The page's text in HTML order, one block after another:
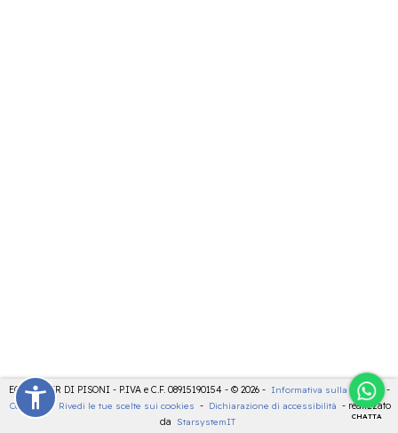
CHATTA
ECOCENTER DI PISONI - P.IVA e C.F. 08915190154 - © 2026 - Informativa sulla privacy
-
Cookies
- Rivedi le tue scelte sui cookies - Dichiarazione di accessibilità - realizzato
da
StarsystemIT